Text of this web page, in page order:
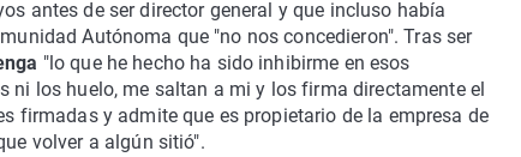
antes de ser director general y que incluso había
Autónoma que "no nos concedieron". Tras ser
"lo que he hecho ha sido inhibirme en esos
ni los huelo, me saltan a mi y los firma directamente el
firmadas y admite que es propietario de la empresa de
volver a algún sitió".